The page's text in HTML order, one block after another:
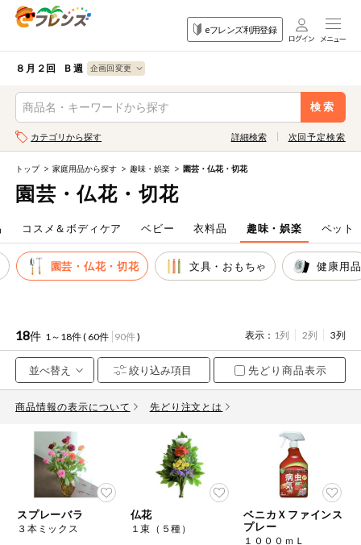
eフレンズ利用登録
ログイン
生協加入はこちら
登録から開始まで
注文番号注文
お気に入り注文
注文履歴注文
WEBカタログ
先着限定から探す
８月２回 Ｂ週
検索
食品
から探す
目的
から探す
果物
野菜
肉・ハム・ソ
ーセージ
魚介・加工品
米・雑穀など
パン・ジャム
豆腐・納豆・
こんにゃく
冷蔵おかず
冷凍食品
ミールキット
など
果物すべて
カテゴリから探す 詳細検索
検索条件を指定してください。全項目に条件を指定しなくて
も検索できます。
キーワード
キーワードをすべて含む
メーカー名
カテゴリ
特価情報
アレルゲン情報
次回予定検索
トップ 家庭用品から探す 趣味・娯楽 園芸・仏花・切花
園芸・仏花・切花
コスメ＆ボディケア ベビー 衣料品 趣味・娯楽 ペット
園芸・仏花・切花 文具・おもちゃ 健康用品
18件 1～18件 ( 60件 90件) 表示： 1列 2列 3列
先どり商品表示
商品情報の表示について 先どり注文とは
スプレーバラ
３本ミックス
仏花
１束（５種）
ベニカＸファインス
プレー
１０００ｍＬ